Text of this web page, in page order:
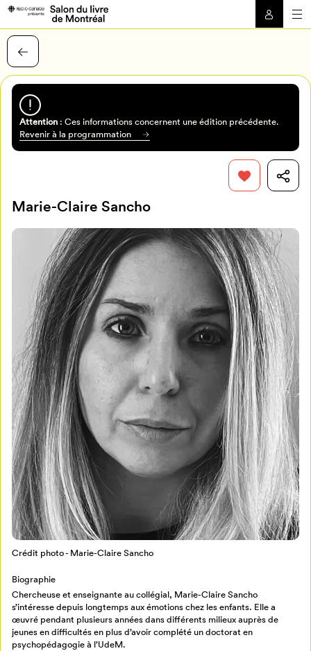
Mon Salon
Programmation
Billetterie
Retour à l’accueil
Attention: Ces informations concernent une édition précédente.
Revenir à la programmation
Marie-Claire Sancho
Crédit photo - Marie-Claire Sancho
Biographie
Chercheuse et enseignante au collégial, Marie-Claire Sancho
s’intéresse depuis longtemps aux émotions chez les enfants. Elle a
œuvré pendant plusieurs années dans différents milieux auprès de
jeunes en difficultés en plus d’avoir complété un doctorat en
psychopédagogie à l’UdeM.
Pour enregistrer vos favoris,
connectez-vous ou créez votre profil
Mon Salon
Se connecter
Annuler